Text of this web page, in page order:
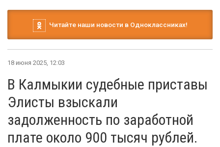
Читайте наши новости в Одноклассниках!
18 июня 2025, 12:03
В Калмыкии судебные приставы
Элисты взыскали
задолженность по заработной
плате около 900 тысяч рублей.